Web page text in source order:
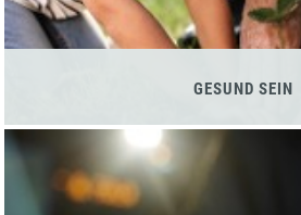
GESUND SEIN